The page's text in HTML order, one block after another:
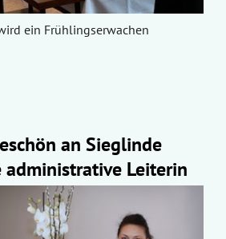
ein Frühlingserwachen
an Sieglinde
administrative Leiterin